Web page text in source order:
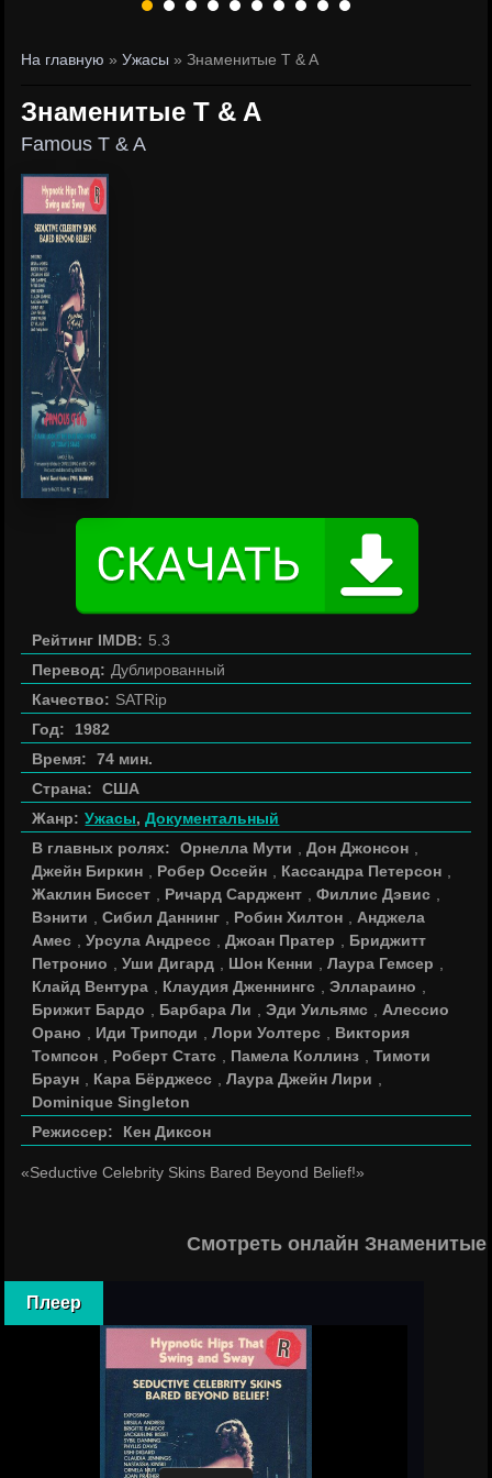
На главную »Ужасы » Знаменитые T & A
Знаменитые T & A
Famous T & A
Рейтинг IMDB: 5.3
Перевод: Дублированный
Качество: SATRip
Год:
1982
Время:
74 мин.
Страна:
США
Жанр: Ужасы,Документальный
В главных ролях:
Орнелла Мути ,Дон Джонсон
Джейн Биркин
Робер Оссейн Кассандра Петерсон
Жаклин Биссет
Ричард Сарджент ,Филлис Дэвис
Вэнити
,Сибил Даннинг Робин Хилтон
Анджела
Амес
,Урсула Андресс ,Джоан Пратер
Бриджитт
Петронио
,Уши Дигард Шон Кенни ,Лаура Гемсер
Клайд Вентура
Клаудия Дженнингс ,Эллараино
Брижит Бардо
Барбара Ли ,Эди Уильямс
Алессио
Орано
Иди Триподи ,Лори Уолтерс
Виктория
Томпсон
Роберт Статс Памела Коллинз ,Тимоти
Браун
Кара Бёрджесс ,Лаура Джейн Лири
Dominique Singleton
Режиссер:
Кен Диксон
«Seductive Celebrity Skins Bared Beyond Belief!»
Смотреть онлайн Знаменитые
Плеер